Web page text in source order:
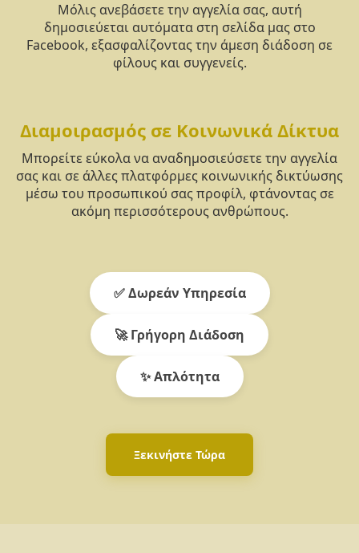
Μόλις ανεβάσετε την αγγελία σας, αυτή
δημοσιεύεται αυτόματα στη σελίδα μας στο
Facebook, εξασφαλίζοντας την άμεση διάδοση σε
φίλους και συγγενείς.
Διαμοιρασμός σε Κοινωνικά Δίκτυα
Μπορείτε εύκολα να αναδημοσιεύσετε την αγγελία
σας και σε άλλες πλατφόρμες κοινωνικής δικτύωσης
μέσω του προσωπικού σας προφίλ, φτάνοντας σε
ακόμη περισσότερους ανθρώπους.
✅ Δωρεάν Υπηρεσία
🚀 Γρήγορη Διάδοση
✨ Απλότητα
Ξεκινήστε Τώρα